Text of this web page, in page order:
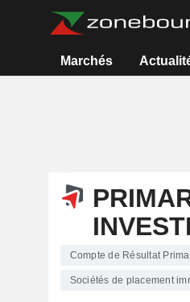
Marchés
Compte de Résultat
Sociétés de placement